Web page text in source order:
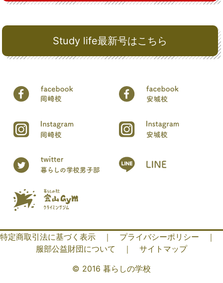
Study life最新号はこちら
特定商取引法に基づく表示 ｜ プライバシーポリシー
｜
服部公益財団について
｜
サイトマップ
© 2016 暮らしの学校